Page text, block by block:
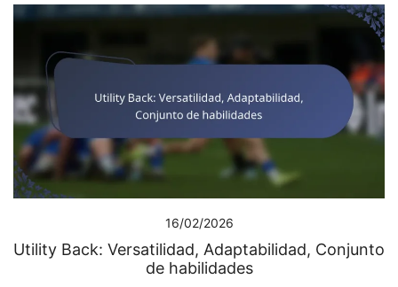
16/02/2026
Utility Back: Versatilidad, Adaptabilidad, Conjunto
de habilidades